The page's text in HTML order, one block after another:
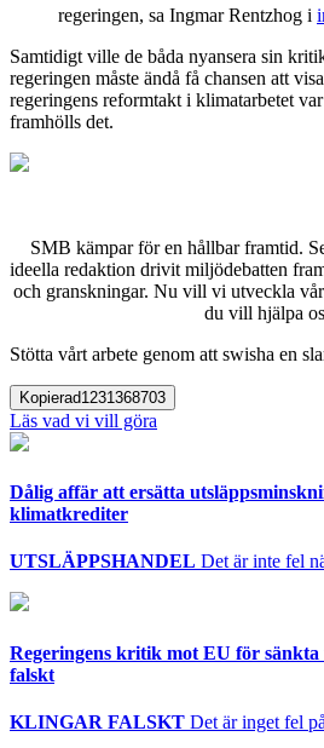
regeringen, sa Ingmar Rentzhog i
Samtidigt ville de båda nyansera sin
regeringen måste ändå få chansen att
regeringens reformtakt i klimatarbetet
framhölls det.
SMB kämpar för en hållbar framtid.
ideella redaktion drivit miljödebatten
och granskningar. Nu vill vi utveckla
du vill hjälpa
Stötta vårt arbete genom att swisha en
Kopierad1231368703
Läs vad vi vill göra
Dålig affär att ersätta
klimatkrediter
UTSLÄPPSHANDEL Det är inte fel
Regeringens kritik mot EU för
falskt
KLINGAR FALSKT Det är inget fel